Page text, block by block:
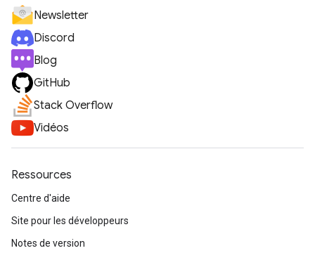
Newsletter
Discord
Blog
GitHub
Stack Overflow
Vidéos
Ressources
Centre d'aide
Site pour les développeurs
Notes de version